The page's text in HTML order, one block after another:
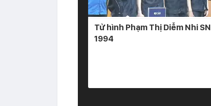
Tử hình Phạm Thị Diễm Nhi SN
1994